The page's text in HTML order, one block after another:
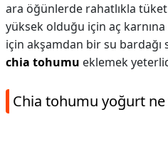
ara öğünlerde rahatlıkla
yüksek olduğu için aç
için akşamdan bir su bardağı
chia tohumu eklemek
Chia tohumu yoğurt